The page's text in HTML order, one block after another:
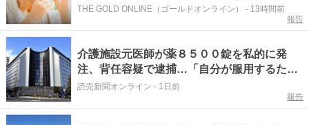
日、長男宅を電撃訪問した「涙の理由」
THE GOLD ONLINE（ゴールドオンライン） - 13時間前
報告
介護施設元医師が薬８５００錠を私的に発
注、背任容疑で逮捕…「自分が服用するた
め」
読売新聞オンライン - 1日前
報告